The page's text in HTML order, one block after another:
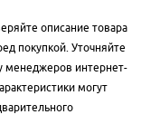
описание товара
покупкой. Уточняйте
менеджеров интернет-
могут